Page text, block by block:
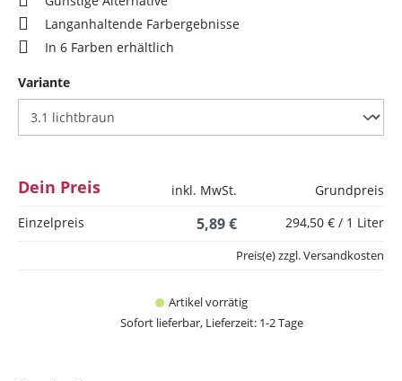
Langanhaltende Farbergebnisse
In 6 Farben erhältlich
Varianteauswählen
Dein Preis inkl. MwSt.
Grundpreis
Einzelpreis
5,89 € 294,50 € / 1 Liter
Artikel vorrätig
Sofort lieferbar, Lieferzeit: 1-2 Tage
Preis(e) zzgl. Versandkosten